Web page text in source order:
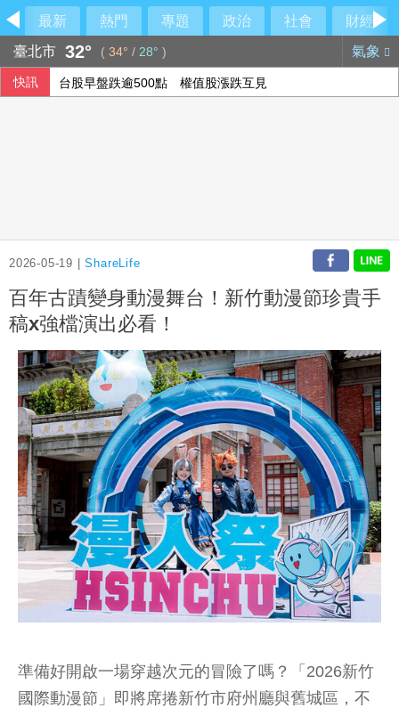
最新 熱門 專題 政治 社會
財經
臺北市 32° ( 34° / 28° ) 氣象
快訊 台股早盤跌逾500點 權值股漲跌互見
2026-05-19 |ShareLife
百年古蹟變身動漫舞台！新竹動漫節珍貴手
稿x強檔演出必看！
準備好開啟一場穿越次元的冒險了嗎？「2026新竹
國際動漫節」即將席捲新竹市府州廳與舊城區，不